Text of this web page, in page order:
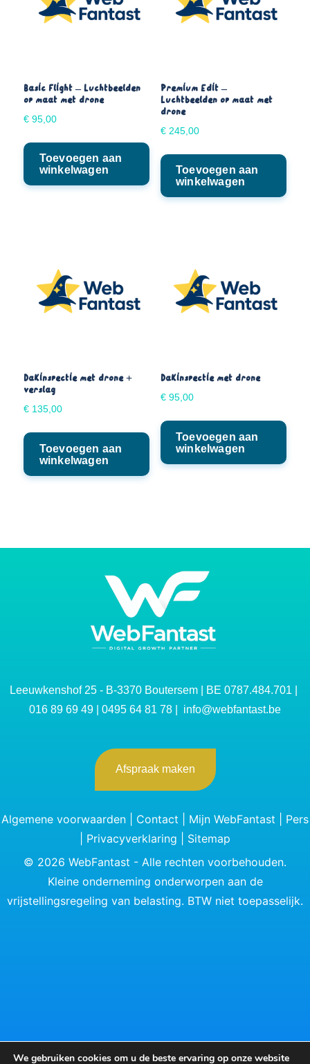
Basic Flight – Luchtbeelden
op maat met drone
€ 95,00
Toevoegen aan
winkelwagen
Premium Edit –
Luchtbeelden op maat met
drone
€245,00
Toevoegen aan
winkelwagen
Dakinspectie met drone +
verslag
€ 135,00
Toevoegen aan
winkelwagen
Dakinspectie met drone
€95,00
Toevoegen aan
winkelwagen
Leeuwkenshof 25 - B-3370 Boutersem | BE 0787.484.701 |
016 89 69 49
0495 64 81 78 info@webfantast.be
Afspraak maken
Algemene voorwaarden Contact Mijn WebFantast
Pers
Privacyverklaring
Sitemap
© 2026 WebFantast - Alle rechten voorbehouden.
Kleine onderneming onderworpen aan de
vrijstellingsregeling van belasting. BTW niet toepasselijk.
We gebruiken cookies om u de beste ervaring op onze website